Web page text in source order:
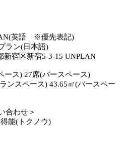
英語 ※優先表記)
ラン(日本語)
新宿区新宿5-3-15 UNPLAN
ース) 27席(バースペース)
ンスペース) 43.65㎡(バースペー
合わせ＞
能(トクノウ)